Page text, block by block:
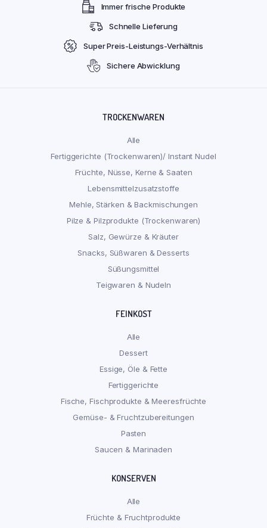
Immer frische Produkte
Schnelle Lieferung
Super Preis-Leistungs-Verhältnis
Sichere Abwicklung
TROCKENWAREN
Alle
Fertiggerichte (Trockenwaren)/ Instant Nudel
Früchte, Nüsse, Kerne & Saaten
Lebensmittelzusatzstoffe
Mehle, Stärken & Backmischungen
Pilze & Pilzprodukte (Trockenwaren)
Salz, Gewürze & Kräuter
Snacks, Süßwaren & Desserts
Süßungsmittel
Teigwaren & Nudeln
FEINKOST
Alle
Dessert
Essige, Öle & Fette
Fertiggerichte
Fische, Fischprodukte & Meeresfrüchte
Gemüse- & Fruchtzubereitungen
Pasten
Saucen & Marinaden
KONSERVEN
Alle
Früchte & Fruchtprodukte